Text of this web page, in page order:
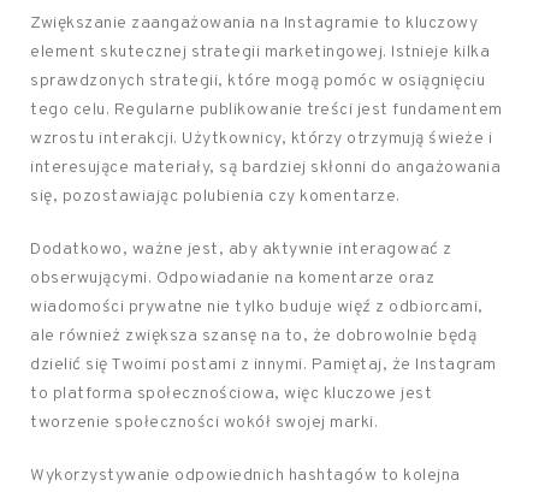
Zwiększanie zaangażowania na Instagramie to kluczowy
element skutecznej strategii marketingowej. Istnieje kilka
sprawdzonych strategii, które mogą pomóc w osiągnięciu
tego celu. Regularne publikowanie treści jest fundamentem
wzrostu interakcji. Użytkownicy, którzy otrzymują świeże i
interesujące materiały, są bardziej skłonni do angażowania
się, pozostawiając polubienia czy komentarze.
Dodatkowo, ważne jest, aby aktywnie interagować z
obserwującymi. Odpowiadanie na komentarze oraz
wiadomości prywatne nie tylko buduje więź z odbiorcami,
ale również zwiększa szansę na to, że dobrowolnie będą
dzielić się Twoimi postami z innymi. Pamiętaj, że Instagram
to platforma społecznościowa, więc kluczowe jest
tworzenie społeczności wokół swojej marki.
Wykorzystywanie odpowiednich hashtagów to kolejna